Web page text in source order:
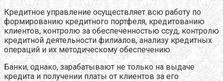
Кредитное управление осуществляет всю работу по
формированию кредитного портфеля, кредитованию
клиентов, контролю за обеспеченностью ссуд, контролю
кредитной деятельности филиалов, анализу кредитных
операций и их методическому обеспечению.
Банки, однако, зарабатывают не только на выдаче
кредита и получении платы от клиентов за его